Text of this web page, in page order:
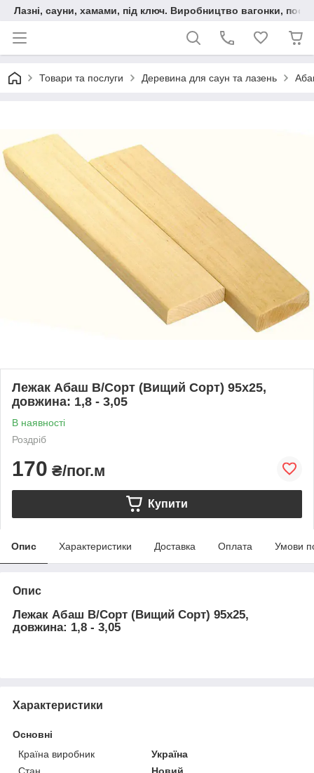
Лазні, сауни, хамами, під ключ. Виробництво вагонки,
Товари та послуги Деревина для саун та лазень
Лежак Абаш В/Сорт (Вищий Сорт) 95х25,
довжина: 1,8 - 3,05
В наявності
Роздріб
170 ₴/пог.м
Купити
Опис Характеристики Доставка Оплата Умови
Опис
Лежак Абаш В/Сорт (Вищий Сорт) 95х25,
довжина: 1,8 - 3,05
Характеристики
Основні
Країна виробник
Україна
Стан
Новий